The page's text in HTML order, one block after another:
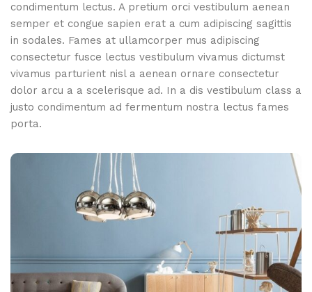
condimentum lectus. A pretium orci vestibulum aenean
semper et congue sapien erat a cum adipiscing sagittis
in sodales. Fames at ullamcorper mus adipiscing
consectetur fusce lectus vestibulum vivamus dictumst
vivamus parturient nisl a aenean ornare consectetur
dolor arcu a a scelerisque ad. In a dis vestibulum class a
justo condimentum ad fermentum nostra lectus fames
porta.